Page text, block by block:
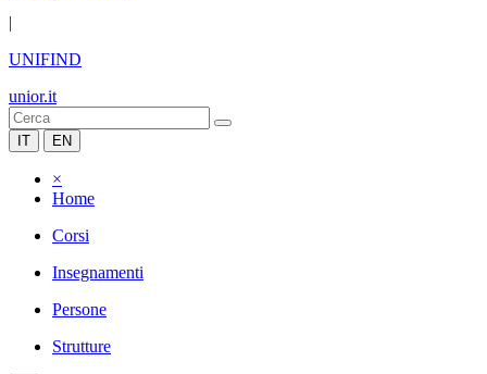
|
UNIFIND
unior.it
IT EN
×
Home
Corsi
Insegnamenti
Persone
Strutture